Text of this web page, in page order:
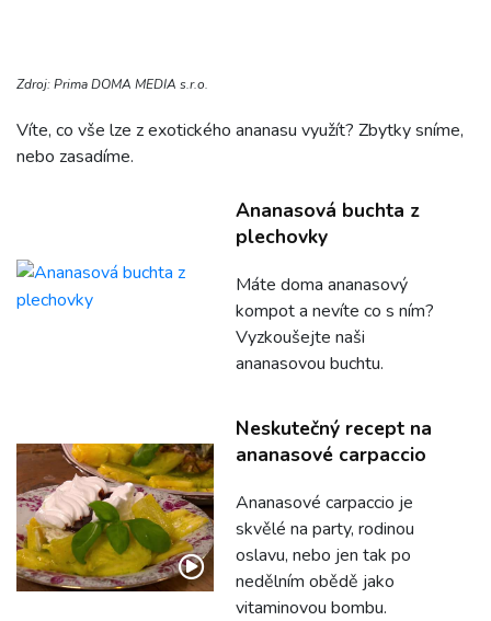
Zdroj: Prima DOMA MEDIA s.r.o.
Víte, co vše lze z exotického ananasu využít? Zbytky sníme,
nebo zasadíme.
Ananasová buchta z
plechovky
Máte doma ananasový
kompot a nevíte co s ním?
Vyzkoušejte naši
ananasovou buchtu.
Neskutečný recept na
ananasové carpaccio
Ananasové carpaccio je
skvělé na party, rodinou
oslavu, nebo jen tak po
nedělním obědě jako
vitaminovou bombu.